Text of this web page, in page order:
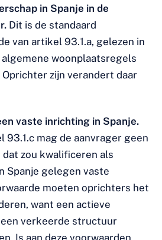
in Spanje in de
Dit is de standaard
van artikel 93.1.a, gelezen in
woonplaatsregels
zijn verandert daar
vaste inrichting in Spanje.
93.1.c mag de aanvrager geen
zou kwalificeren als
Spanje gelegen vaste
moeten oprichters het
want een actieve
verkeerde structuur
Is aan deze voorwaarden